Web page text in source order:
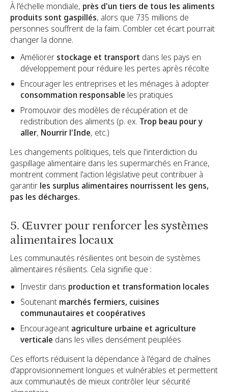
À l'échelle mondiale, près d'un tiers de tous les aliments
produits sont gaspillés, alors que 735 millions de
personnes souffrent de la faim. Combler cet écart pourrait
changer la donne.
Améliorer stockage et transport dans les pays en
développement pour réduire les pertes après récolte
Encourager les entreprises et les ménages à adopter
consommation responsable les pratiques
Promouvoir des modèles de récupération et de
redistribution des aliments (p. ex. Trop beau pour y
aller, Nourrir l'Inde, etc.)
Les changements politiques, tels que l'interdiction du
gaspillage alimentaire dans les supermarchés en France,
montrent comment l'action législative peut contribuer à
garantir les surplus alimentaires nourrissent les gens,
pas les décharges.
5. Œuvrer pour renforcer les systèmes
alimentaires locaux
Les communautés résilientes ont besoin de systèmes
alimentaires résilients. Cela signifie que :
Investir dans production et transformation locales
Soutenant marchés fermiers, cuisines
communautaires et coopératives
Encourageant agriculture urbaine et agriculture
verticale dans les villes densément peuplées
Ces efforts réduisent la dépendance à l'égard de chaînes
d'approvisionnement longues et vulnérables et permettent
aux communautés de mieux contrôler leur sécurité